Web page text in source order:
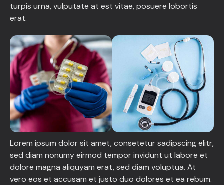
turpis urna, vulputate at est vitae, posuere lobortis
erat.
Lorem ipsum dolor sit amet, consetetur sadipscing elitr,
sed diam nonumy eirmod tempor invidunt ut labore et
dolore magna aliquyam erat, sed diam voluptua. At
vero eos et accusam et justo duo dolores et ea rebum.